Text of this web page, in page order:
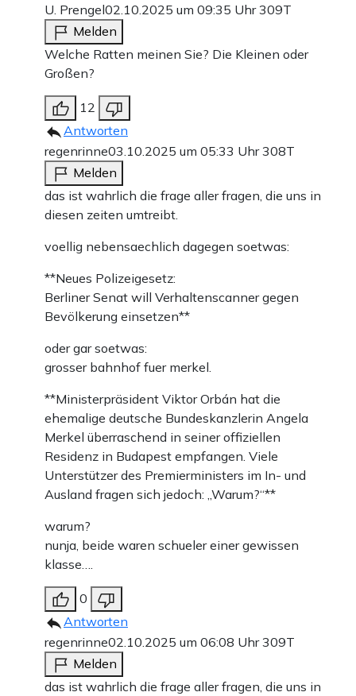
U. Prengel02.10.2025 um 09:35 Uhr309T
Melden
Welche Ratten meinen Sie? Die Kleinen oder
Großen?
12
Antworten
regenrinne03.10.2025 um 05:33 Uhr308T
Melden
das ist wahrlich die frage aller fragen, die uns in
diesen zeiten umtreibt.
voellig nebensaechlich dagegen soetwas:
**Neues Polizeigesetz:
Berliner Senat will Verhaltenscanner gegen
Bevölkerung einsetzen**
oder gar soetwas:
grosser bahnhof fuer merkel.
**Ministerpräsident Viktor Orbán hat die
ehemalige deutsche Bundeskanzlerin Angela
Merkel überraschend in seiner offiziellen
Residenz in Budapest empfangen. Viele
Unterstützer des Premierministers im In- und
Ausland fragen sich jedoch: „Warum?“**
warum?
nunja, beide waren schueler einer gewissen
klasse….
0
Antworten
regenrinne02.10.2025 um 06:08 Uhr309T
Melden
das ist wahrlich die frage aller fragen, die uns in